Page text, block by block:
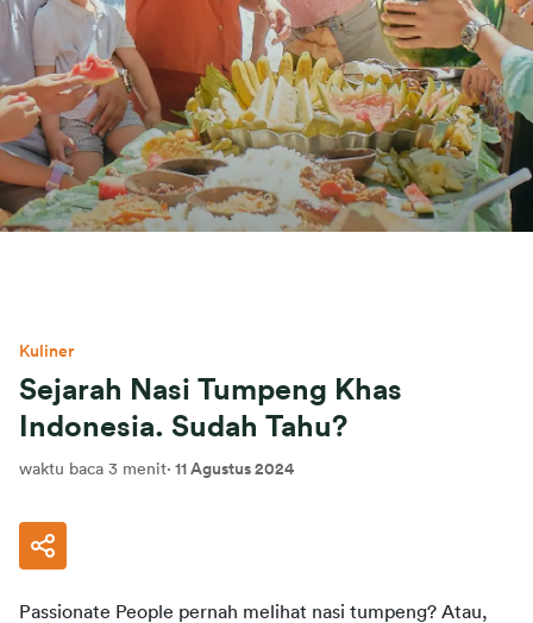
Kuliner
Sejarah Nasi Tumpeng Khas
Indonesia. Sudah Tahu?
waktu baca 3 menit· 11 Agustus 2024
Passionate People pernah melihat nasi tumpeng? Atau,